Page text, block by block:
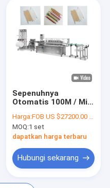
Sepenuhnya
Otomatis 100M / Min
Sedotan Kertas 3511
* 1265 * 1800mm
Harga:FOB US $27200.00 - 27300.00 / Set
MOQ:1 set
dapatkan harga terbaru
Hubungi sekarang